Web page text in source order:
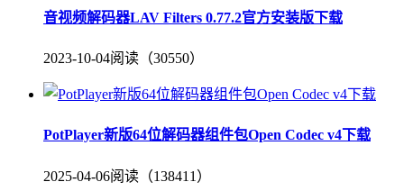
音视频解码器LAV Filters 0.77.2官方安装版下载
2023-10-04阅读（30550）
PotPlayer新版64位解码器组件包Open Codec v4下载
2025-04-06阅读（138411）